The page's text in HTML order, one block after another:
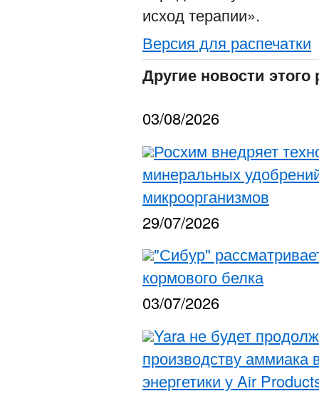
исход терапии».
Версия для распечатки
Другие новости этого
03/08/2026
Росхим внедряет
минеральных
микроорганизмов
29/07/2026
"Сибур"
кормового белка
03/07/2026
Yara не будет
производству аммиака
энергетики у Air